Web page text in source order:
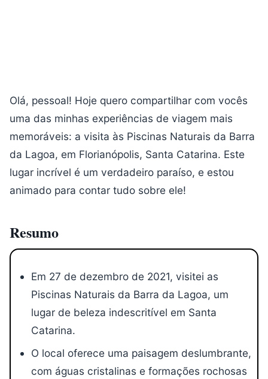
Olá, pessoal! Hoje quero compartilhar com vocês
uma das minhas experiências de viagem mais
memoráveis: a visita às Piscinas Naturais da Barra
da Lagoa, em Florianópolis, Santa Catarina. Este
lugar incrível é um verdadeiro paraíso, e estou
animado para contar tudo sobre ele!
Resumo
Em 27 de dezembro de 2021, visitei as
Piscinas Naturais da Barra da Lagoa, um
lugar de beleza indescritível em Santa
Catarina.
O local oferece uma paisagem deslumbrante,
com águas cristalinas e formações rochosas